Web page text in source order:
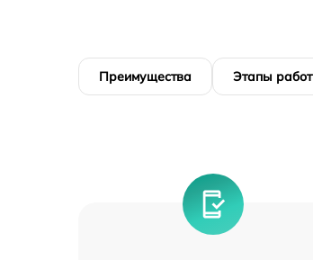
Преимущества Этапы работ